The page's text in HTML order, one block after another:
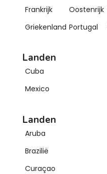
Frankrijk
Griekenland
Oostenrijk
Portugal
Landen
Cuba
Mexico
Landen
Aruba
Brazilië
Curaçao